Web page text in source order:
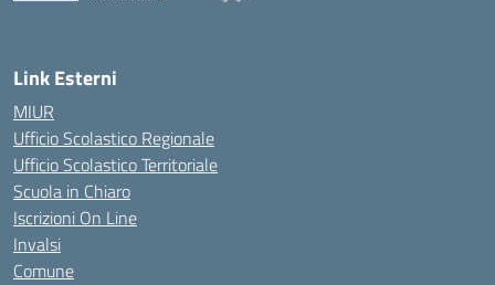
Link Esterni
MIUR
Ufficio Scolastico Regionale
Ufficio Scolastico Territoriale
Scuola in Chiaro
Iscrizioni On Line
Invalsi
Comune